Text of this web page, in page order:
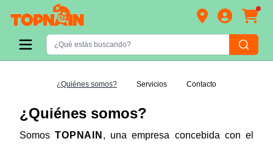
¿Quiénes somos? Servicios Contacto
¿Quiénes somos?
SomosTOPNAIN , una empresa concebida con el